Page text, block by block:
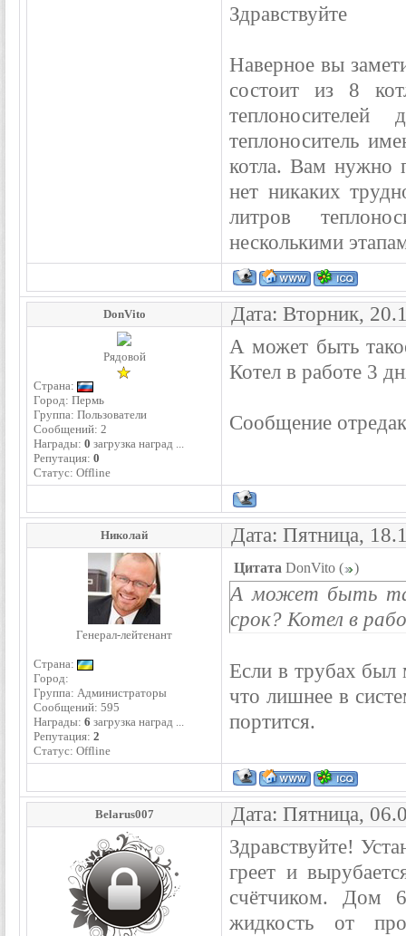
Здравствуйте
Наверное вы
состоит из 8
теплоноситель
котла. Вам нужно
нет никаких
литров
несколькими
DonVito Дата: Вторник,
Рядовой
Страна:
Город: Пермь
Группа: Пользователи
Сообщений: 2
Награды: 0 загрузка наград ...
Репутация: 0
Статус: Offline
А может быть
Котел в работе 3
Сообщение
Николай Дата: Пятница,
Генерал-лейтенант
Страна:
Город:
Группа: Администраторы
Сообщений: 595
Награды: 6 загрузка наград ...
Репутация: 2
Статус: Offline
Цитата DonVito ( )
А может быть
срок? Котел в
Если в трубах был
что лишнее в
портится.
Belarus007 Дата: Пятница,
Здравствуйте!
греет и
счётчиком. Дом
жидкость от